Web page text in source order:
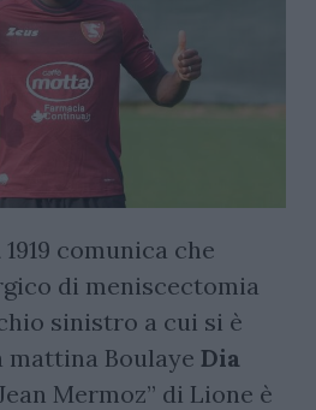
1919 comunica che
di meniscectomia
sinistro a cui si è
Boulaye Dia
Mermoz” di Lione è